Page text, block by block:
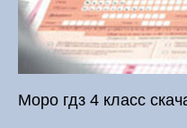
Моро гдз 4 класс